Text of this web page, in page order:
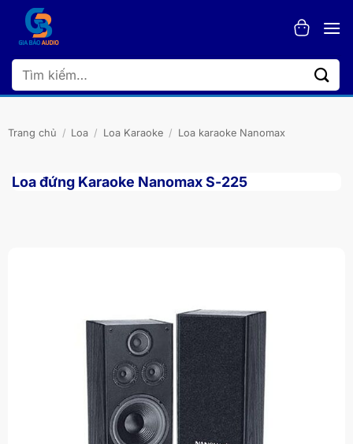
dung
Tìm
kiếm:
Trang chủ / Loa / Loa Karaoke / Loa karaoke Nanomax
Loa đứng Karaoke Nanomax S-225